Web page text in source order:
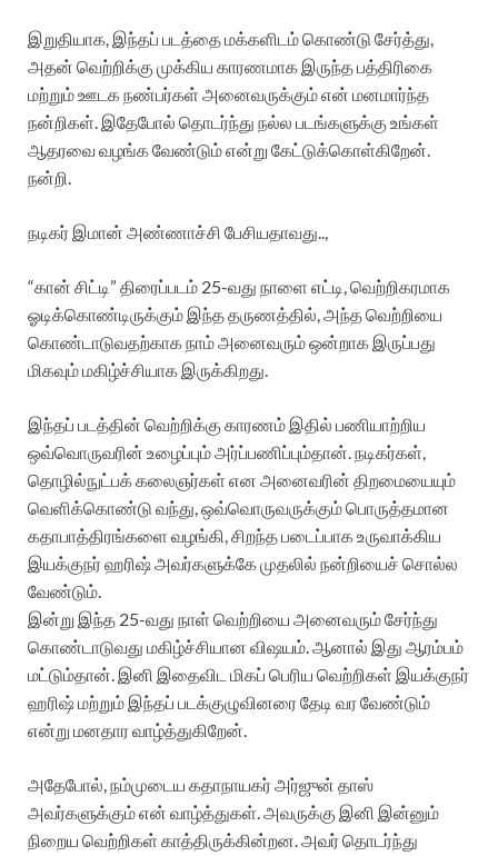
இறுதியாக, இந்தப் படத்தை மக்களிடம் கொண்டு சேர்த்து,
அதன் வெற்றிக்கு முக்கிய காரணமாக இருந்த பத்திரிகை
மற்றும் ஊடக நண்பர்கள் அனைவருக்கும் என் மனமார்ந்த
நன்றிகள். இதேபோல் தொடர்ந்து நல்ல படங்களுக்கு உங்கள்
ஆதரவை வழங்க வேண்டும் என்று கேட்டுக்கொள்கிறேன்.
நன்றி.
நடிகர் இமான் அண்ணாச்சி பேசியதாவது..,
“கான் சிட்டி” திரைப்படம் 25-வது நாளை எட்டி, வெற்றிகரமாக
ஓடிக்கொண்டிருக்கும் இந்த தருணத்தில், அந்த வெற்றியை
கொண்டாடுவதற்காக நாம் அனைவரும் ஒன்றாக இருப்பது
மிகவும் மகிழ்ச்சியாக இருக்கிறது.
இந்தப் படத்தின் வெற்றிக்கு காரணம் இதில் பணியாற்றிய
ஒவ்வொருவரின் உழைப்பும் அர்ப்பணிப்பும்தான். நடிகர்கள்,
தொழில்நுட்பக் கலைஞர்கள் என அனைவரின் திறமையையும்
வெளிக்கொண்டு வந்து, ஒவ்வொருவருக்கும் பொருத்தமான
கதாபாத்திரங்களை வழங்கி, சிறந்த படைப்பாக உருவாக்கிய
இயக்குநர் ஹரிஷ் அவர்களுக்கே முதலில் நன்றியைச் சொல்ல
வேண்டும்.
இன்று இந்த 25-வது நாள் வெற்றியை அனைவரும் சேர்ந்து
கொண்டாடுவது மகிழ்ச்சியான விஷயம். ஆனால் இது ஆரம்பம்
மட்டும்தான். இனி இதைவிட மிகப் பெரிய வெற்றிகள் இயக்குநர்
ஹரிஷ் மற்றும் இந்தப் படக்குழுவினரை தேடி வர வேண்டும்
என்று மனதார வாழ்த்துகிறேன்.
அதேபோல், நம்முடைய கதாநாயகர் அர்ஜுன் தாஸ்
அவர்களுக்கும் என் வாழ்த்துகள். அவருக்கு இனி இன்னும்
நிறைய வெற்றிகள் காத்திருக்கின்றன. அவர் தொடர்ந்து